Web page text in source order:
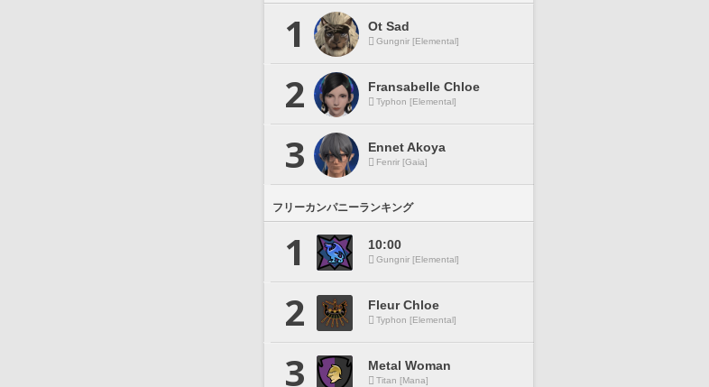
1 Ot Sad
Gungnir [Elemental]
2 Fransabelle Chloe
Typhon [Elemental]
3 Ennet Akoya
Fenrir [Gaia]
フリーカンパニーランキング
1 10:00
Gungnir [Elemental]
2 Fleur Chloe
Typhon [Elemental]
3 Metal Woman
Titan [Mana]